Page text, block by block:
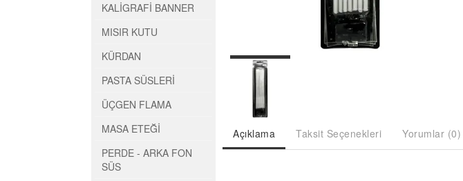
KALİGRAFİ BANNER
MISIR KUTU
KÜRDAN
PASTA SÜSLERİ
ÜÇGEN FLAMA
MASA ETEĞİ
PERDE - ARKA FON
SÜS
Açıklama Taksit Seçenekleri Yorumlar (0)